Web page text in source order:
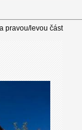
pravou/levou část